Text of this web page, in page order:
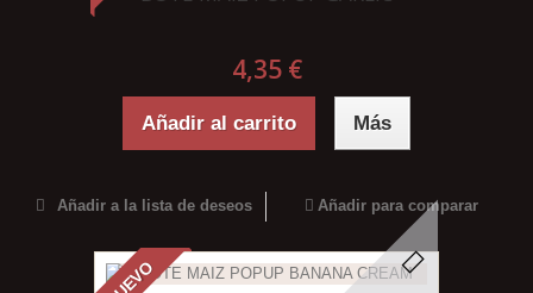
4,35 €
Añadir al carrito Más
Añadir a la lista de deseos Añadir para comparar